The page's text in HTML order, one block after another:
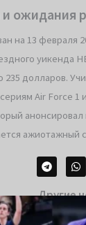
ожидания
на 13 февраля
уикенда
235 долларов.
Air Force 1
анонсировал
ажиотажный
Другие